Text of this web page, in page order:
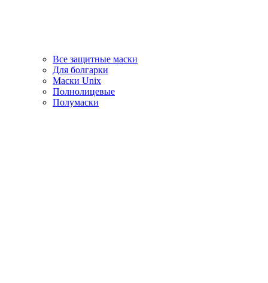
Все защитные маски
Для болгарки
Маски Unix
Полнолицевые
Полумаски